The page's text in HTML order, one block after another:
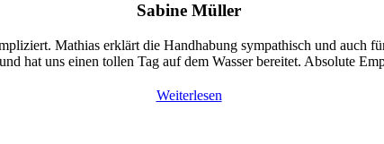
Sabine Müller
Mathias erklärt die Handhabung sympathisch und auch
hat uns einen tollen Tag auf dem Wasser bereitet. Absolute
Weiterlesen